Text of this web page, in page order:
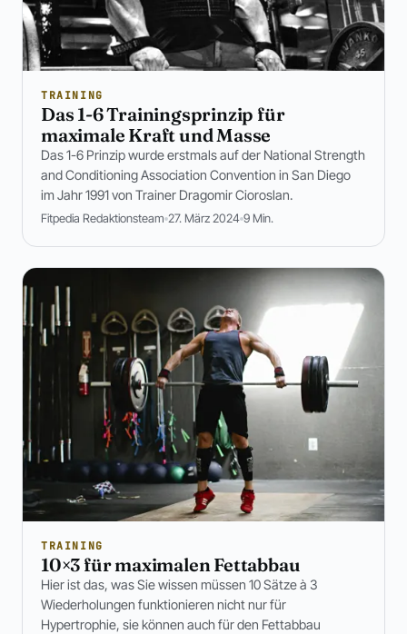
TRAINING
Das 1-6 Trainingsprinzip für
maximale Kraft und Masse
Das 1-6 Prinzip wurde erstmals auf der National Strength
and Conditioning Association Convention in San Diego
im Jahr 1991 von Trainer Dragomir Cioroslan.
Fitpedia Redaktionsteam 27. März 2024 9 Min.
TRAINING
10×3 für maximalen Fettabbau
Hier ist das, was Sie wissen müssen 10 Sätze à 3
Wiederholungen funktionieren nicht nur für
Hypertrophie, sie können auch für den Fettabbau